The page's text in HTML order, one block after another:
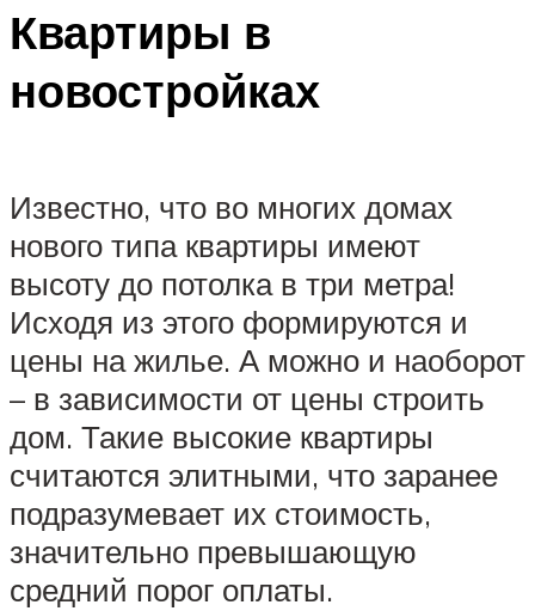
Квартиры в
новостройках
Известно, что во многих домах
нового типа квартиры имеют
высоту до потолка в три метра!
Исходя из этого формируются и
цены на жилье. А можно и наоборот
– в зависимости от цены строить
дом. Такие высокие квартиры
считаются элитными, что заранее
подразумевает их стоимость,
значительно превышающую
средний порог оплаты.